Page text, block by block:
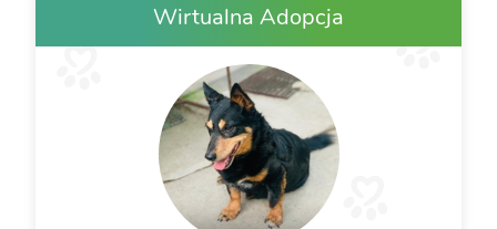
Wirtualna Adopcja